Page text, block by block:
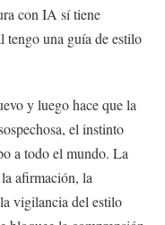
con IA sí tiene
tengo una guía de estilo
y luego hace que la
el instinto
a todo el mundo. La
afirmación, la
vigilancia del estilo